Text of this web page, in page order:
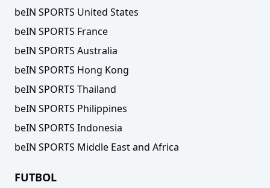
beIN SPORTS United States
beIN SPORTS France
beIN SPORTS Australia
beIN SPORTS Hong Kong
beIN SPORTS Thailand
beIN SPORTS Philippines
beIN SPORTS Indonesia
beIN SPORTS Middle East and Africa
FUTBOL